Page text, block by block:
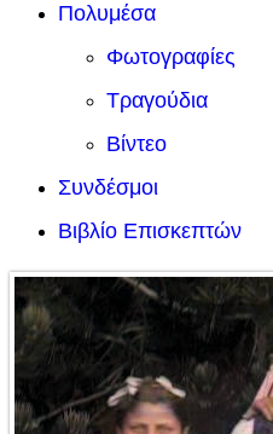
Πολυμέσα
Φωτογραφίες
Τραγούδια
Βίντεο
Συνδέσμοι
Βιβλίο Επισκεπτών